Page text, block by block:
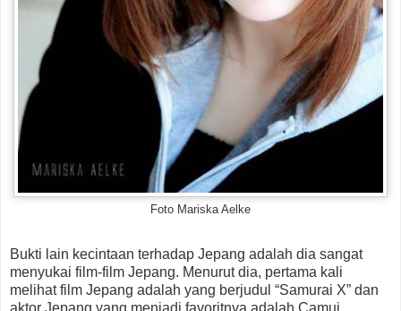
Foto Mariska Aelke
Bukti lain kecintaan terhadap Jepang adalah dia sangat
menyukai film-film Jepang. Menurut dia, pertama kali
melihat film Jepang adalah yang berjudul “Samurai X” dan
aktor Jepang yang menjadi favoritnya adalah Camui